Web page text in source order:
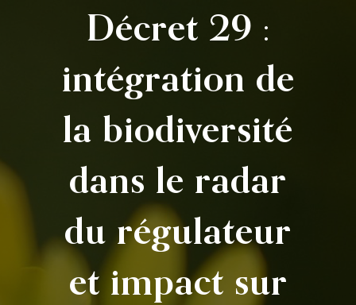
Décret 29 :
intégration de
la biodiversité
dans le radar
du régulateur
et impact sur